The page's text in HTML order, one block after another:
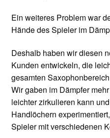
Ein weiteres Problem war
Hände des Spieler im
Deshalb haben wir diesen
Kunden entwickeln, die
gesamten
Wir gaben im Dämpfer
leichter zirkulieren kann
Handlöchern
Spieler mit verschiedenen